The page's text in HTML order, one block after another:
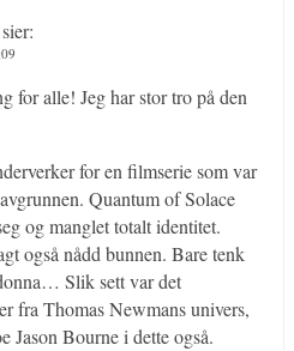
sier:
for alle! Jeg har stor tro på den
for en filmserie som var
Quantum of Solace
og manglet totalt identitet.
også nådd bunnen. Bare tenk
Slik sett var det
fra Thomas Newmans univers,
Jason Bourne i dette også.